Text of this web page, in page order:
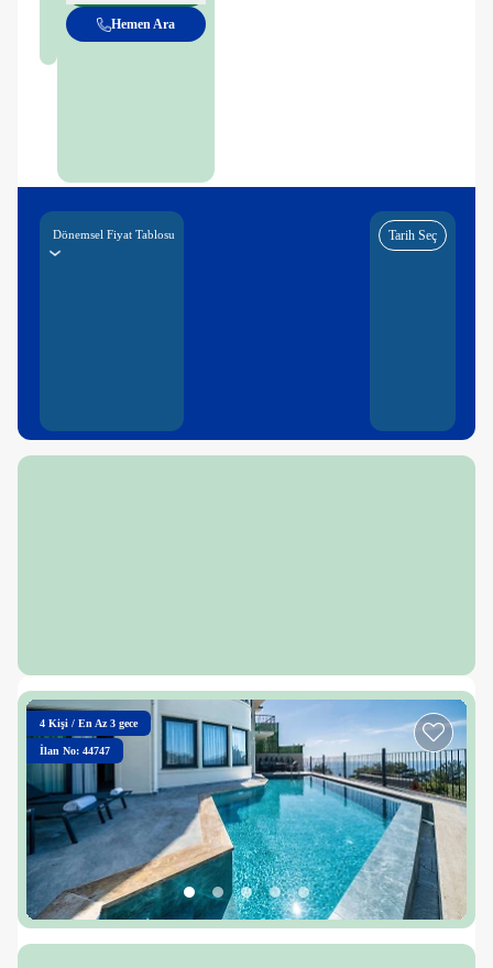
Hemen Ara
Dönemsel Fiyat Tablosu Tarih Seç
4 Kişi / En Az 3 gece
İlan No: 44747